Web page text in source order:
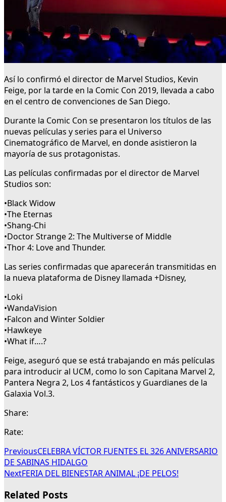
Así lo confirmó el director de Marvel Studios, Kevin
Feige, por la tarde en la Comic Con 2019, llevada a cabo
en el centro de convenciones de San Diego.
Durante la Comic Con se presentaron los títulos de las
nuevas películas y series para el Universo
Cinematográfico de Marvel, en donde asistieron la
mayoría de sus protagonistas.
Las películas confirmadas por el director de Marvel
Studios son:
•Black Widow
•The Eternas
•Shang-Chi
•Doctor Strange 2: The Multiverse of Middle
•Thor 4: Love and Thunder.
Las series confirmadas que aparecerán transmitidas en
la nueva plataforma de Disney llamada +Disney,
•Loki
•WandaVision
•Falcon and Winter Soldier
•Hawkeye
•What if….?
Feige, aseguró que se está trabajando en más películas
para introducir al UCM, como lo son Capitana Marvel 2,
Pantera Negra 2, Los 4 fantásticos y Guardianes de la
Galaxia Vol.3.
Share:
Rate:
PreviousCELEBRA VÍCTOR FUENTES EL 326 ANIVERSARIO
DE SABINAS HIDALGO
NextFERIA DEL BIENESTAR ANIMAL ¡DE PELOS!
Related Posts